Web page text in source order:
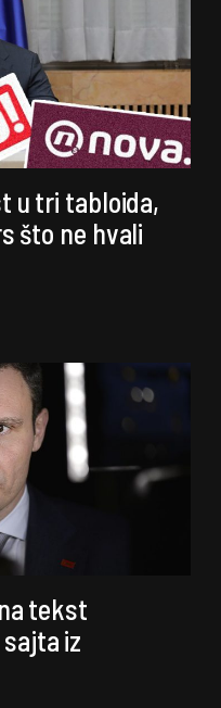
u tri tabloida,
što ne hvali
tekst
iz